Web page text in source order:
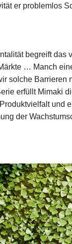
er problemlos
begreift das
… Manch
solche Barrieren
erfüllt Mimaki
und
der